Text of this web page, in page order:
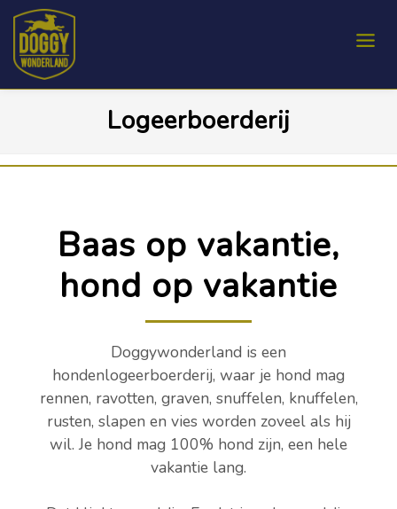
Logeerboerderij
Baas op vakantie,
hond op vakantie
Doggywonderland is een
hondenlogeerboerderij, waar je hond mag
rennen, ravotten, graven, snuffelen, knuffelen,
rusten, slapen en vies worden zoveel als hij
wil. Je hond mag 100% hond zijn, een hele
vakantie lang.